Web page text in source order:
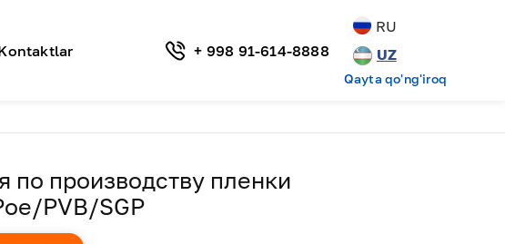
+ 998 91-614-8888
RU
UZ
Qayta qo'ng'iroq
по производству пленки
PVB/SGP